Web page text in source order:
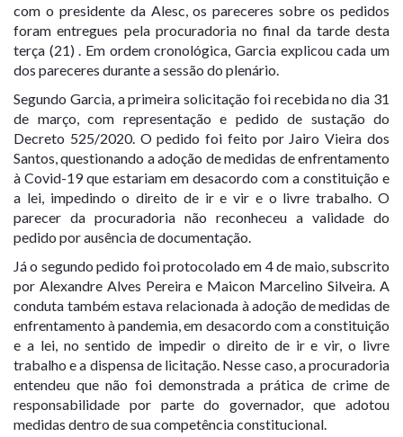
com o presidente da Alesc, os pareceres sobre os pedidos
foram entregues pela procuradoria no final da tarde desta
terça (21) . Em ordem cronológica, Garcia explicou cada um
dos pareceres durante a sessão do plenário.
Segundo Garcia, a primeira solicitação foi recebida no dia 31
de março, com representação e pedido de sustação do
Decreto 525/2020. O pedido foi feito por Jairo Vieira dos
Santos, questionando a adoção de medidas de enfrentamento
à Covid-19 que estariam em desacordo com a constituição e
a lei, impedindo o direito de ir e vir e o livre trabalho. O
parecer da procuradoria não reconheceu a validade do
pedido por ausência de documentação.
Já o segundo pedido foi protocolado em 4 de maio, subscrito
por Alexandre Alves Pereira e Maicon Marcelino Silveira. A
conduta também estava relacionada à adoção de medidas de
enfrentamento à pandemia, em desacordo com a constituição
e a lei, no sentido de impedir o direito de ir e vir, o livre
trabalho e a dispensa de licitação. Nesse caso, a procuradoria
entendeu que não foi demonstrada a prática de crime de
responsabilidade por parte do governador, que adotou
medidas dentro de sua competência constitucional.